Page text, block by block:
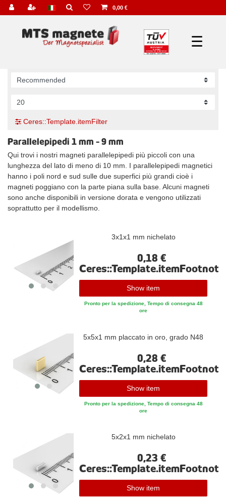
0,00 €
☰
Ceres::Template.itemFilter
Parallelepipedi 1 mm - 9 mm
Qui trovi i nostri magneti parallelepipedi più piccoli con una
lunghezza del lato di meno di 10 mm. I parallelepipedi magnetici
hanno i poli nord e sud sulle due superfici più grandi cioè i
magneti poggiano con la parte piana sulla base. Alcuni magneti
sono anche disponibili in versione dorata e vengono utilizzati
soprattutto per il modellismo.
3x1x1 mm nichelato
0,18 €
Ceres::Template.itemFootnote
Show item
Pronto per la spedizione, Tempo di consegna 48
ore
5x5x1 mm placcato in oro, grado N48
0,28 €
Ceres::Template.itemFootnote
Show item
Pronto per la spedizione, Tempo di consegna 48
ore
5x2x1 mm nichelato
0,23 €
Ceres::Template.itemFootnote
Show item